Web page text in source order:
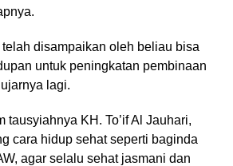
telah disampaikan oleh beliau bisa
untuk peningkatan pembinaan
lagi.
tausyiahnya KH. To’if Al Jauhari,
cara hidup sehat seperti baginda
agar selalu sehat jasmani dan